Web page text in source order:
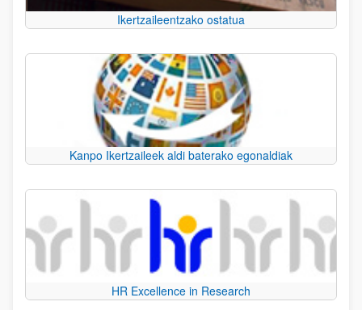
Ikertzaileentzako ostatua
Kanpo Ikertzaileek aldi baterako egonaldiak
HR Excellence in Research